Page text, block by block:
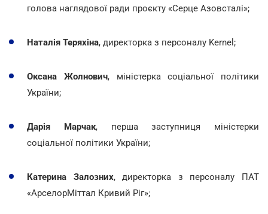
голова наглядової ради проєкту «Серце Азовсталі»;
Наталія Теряхіна, директорка з персоналу Kernel;
Оксана Жолнович, міністерка соціальної політики
України;
Дарія Марчак, перша заступниця міністерки
соціальної політики України;
Катерина Залозних, директорка з персоналу ПАТ
«АрселорМіттал Кривий Ріг»;